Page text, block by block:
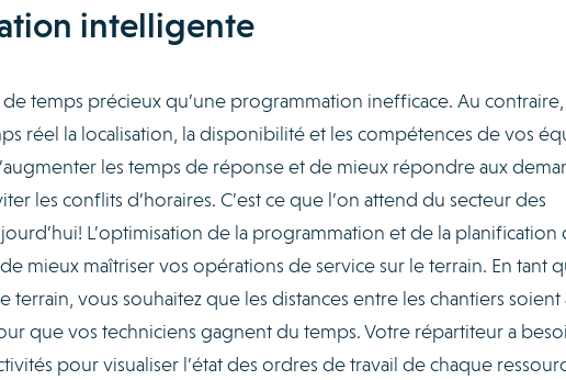
intelligente
temps précieux qu’une programmation inefficace. Au
réel la localisation, la disponibilité et les compétences de vos
les temps de réponse et de mieux répondre aux
les conflits d’horaires. C’est ce que l’on attend du secteur des
L’optimisation de la programmation et de la planification
mieux maîtriser vos opérations de service sur le terrain. En tant
terrain, vous souhaitez que les distances entre les chantiers soient
que vos techniciens gagnent du temps. Votre répartiteur a
pour visualiser l’état des ordres de travail de chaque